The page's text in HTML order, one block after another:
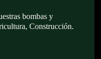
bombas y
Construcción.